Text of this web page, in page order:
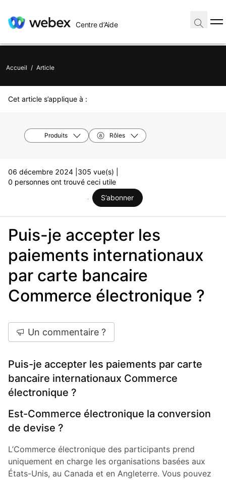
Centre d’Aide
Accueil / Article
Cet article s’applique à :
Produits Rôles
06 décembre 2024 | 305 vue(s) |
0 personnes ont trouvé ceci utile
S’abonner
Puis-je accepter les
paiements internationaux
par carte bancaire
Commerce électronique ?
Un commentaire ?
Puis-je accepter les paiements par carte
bancaire internationaux Commerce
électronique ?
Est-Commerce électronique la conversion
de devise ?
L’Commerce électronique des participants prend
uniquement en charge les organisations basées aux
États-Unis, au Canada et en Angleterre. Vous pouvez